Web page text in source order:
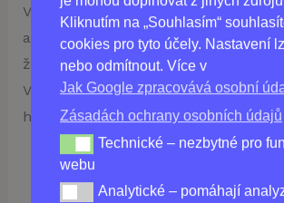
Kliknutím na „Souhlasím“
cookies pro tyto účely. Nastavení
nebo odmítnout. Více v
Jak Google zpracovává osobní
Zásadách ochrany osobních údajů
Technické – nezbytné pro
Technické – nezbytné pro
webu
Analytické – pomáhají analyzovat
Analytické – pomáhají
Vybráním Vitasimil investujete nejen
ale především do zdravějšího,
života. Nečekejte, staráme se o sebe
Vitasimil je klíčem k zdravé a štíhlé
hledáte. Objednejte nyní a pocítíte